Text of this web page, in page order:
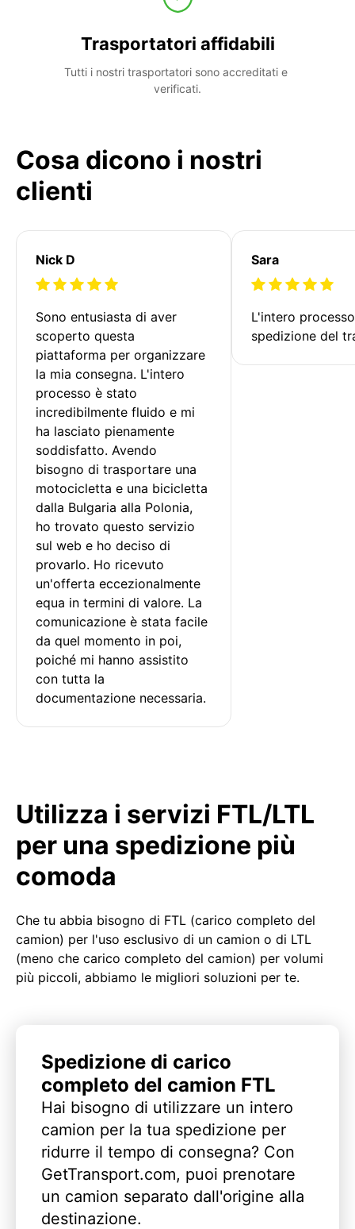
Trasportatori affidabili
Tutti i nostri trasportatori sono accreditati e
verificati.
Cosa dicono i nostri
clienti
Nick D
Sono entusiasta di aver
scoperto questa
piattaforma per organizzare
la mia consegna. L'intero
processo è stato
incredibilmente fluido e mi
ha lasciato pienamente
soddisfatto. Avendo
bisogno di trasportare una
motocicletta e una bicicletta
dalla Bulgaria alla Polonia,
ho trovato questo servizio
sul web e ho deciso di
provarlo. Ho ricevuto
un'offerta eccezionalmente
equa in termini di valore. La
comunicazione è stata facile
da quel momento in poi,
poiché mi hanno assistito
con tutta la
documentazione necessaria.
Sara
L'intero
spedizione del
Utilizza i servizi FTL/LTL
per una spedizione più
comoda
Che tu abbia bisogno di FTL (carico completo del
camion) per l'uso esclusivo di un camion o di LTL
(meno che carico completo del camion) per volumi
più piccoli, abbiamo le migliori soluzioni per te.
Spedizione di carico
completo del camion FTL
Hai bisogno di utilizzare un intero
camion per la tua spedizione per
ridurre il tempo di consegna? Con
GetTransport.com, puoi prenotare
un camion separato dall'origine alla
destinazione.